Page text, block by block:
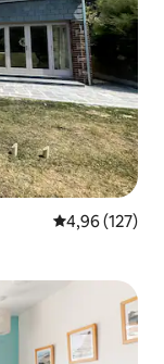
Vidējais
4,96 (127)